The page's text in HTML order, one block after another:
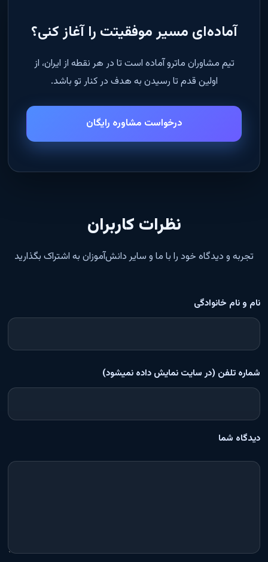
آماده‌ای مسیر موفقیتت را آغاز کنی؟
تیم مشاوران ماترو آماده است تا در هر نقطه از ایران، از
اولین قدم تا رسیدن به هدف در کنار تو باشد.
درخواست مشاوره رایگان
نظرات کاربران
تجربه و دیدگاه خود را با ما و سایر دانش‌آموزان به اشتراک بگذارید
نام و نام خانوادگی
شماره تلفن (در سایت نمایش داده نمیشود)
دیدگاه شما